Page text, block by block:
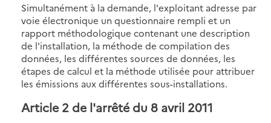
Simultanément à la demande, l'exploitant adresse par
voie électronique un questionnaire rempli et un
rapport méthodologique contenant une description
de l'installation, la méthode de compilation des
données, les différentes sources de données, les
étapes de calcul et la méthode utilisée pour attribuer
les émissions aux différentes sous-installations.
Article 2 de l'arrêté du 8 avril 2011